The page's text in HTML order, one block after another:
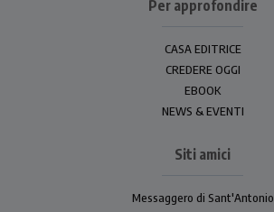
Per approfondire
CASA EDITRICE
CREDERE OGGI
EBOOK
NEWS & EVENTI
Siti amici
Messaggero di Sant'Antonio